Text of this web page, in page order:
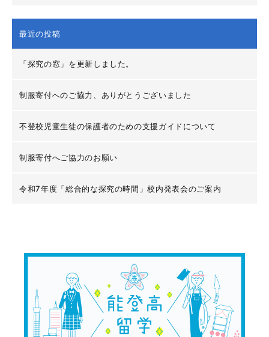
最近の投稿
「探究の窓」を更新しました。
制服寄付へのご協力、ありがとうございました
不登校児童生徒の保護者のための支援ガイドについて
制服寄付へご協力のお願い
令和7年度「総合的な探究の時間」校内発表会のご案内